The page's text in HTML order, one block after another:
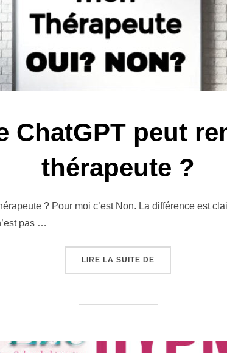
ChatGPT peut
thérapeute ?
? Pour moi c’est Non. La différence est
pas …
LIRE LA SUITE DE